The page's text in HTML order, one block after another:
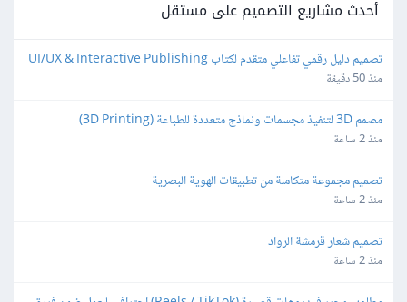
أحدث مشاريع التصميم على مستقل
تصميم دليل رقمي تفاعلي متقدم لكتاب UI/UX & Interactive Publishing
منذ 50 دقيقة
مصمم 3D لتنفيذ مجسمات ونماذج متعددة للطباعة (3D Printing)
منذ 2 ساعة
تصميم مجموعة متكاملة من تطبيقات الهوية البصرية
منذ 2 ساعة
تصميم شعار قرمشة الرواد
منذ 2 ساعة